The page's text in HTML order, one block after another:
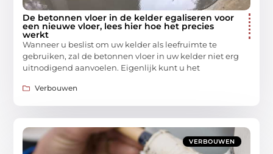
De betonnen vloer in de kelder egaliseren voor
een nieuwe vloer, lees hier hoe het precies
werkt
Wanneer u beslist om uw kelder als leefruimte te
gebruiken, zal de betonnen vloer in uw kelder niet erg
uitnodigend aanvoelen. Eigenlijk kunt u het
Verbouwen
VERBOUWEN